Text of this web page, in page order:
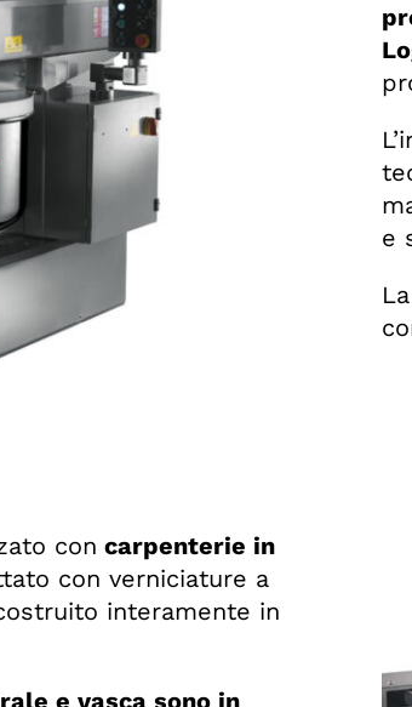
e
La
con carpenterie in
con verniciature a
interamente in
e vasca sono in